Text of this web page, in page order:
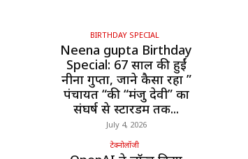
BIRTHDAY SPECIAL
Neena gupta Birthday
Special: 67 साल की हुईं
नीना गुप्ता, जाने कैसा रहा ”
पंचायत “की “मंजु देवी” का
संघर्ष से स्टारडम तक...
July 4, 2026
टेक्नोलॉजी